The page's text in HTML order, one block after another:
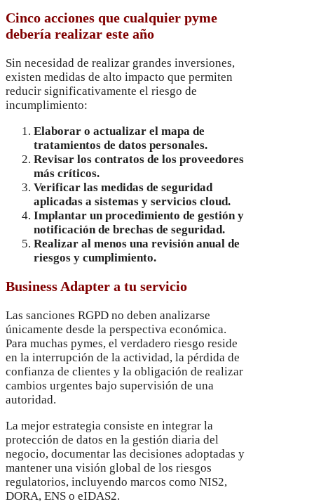
Cinco acciones que cualquier pyme
debería realizar este año
Sin necesidad de realizar grandes inversiones,
existen medidas de alto impacto que permiten
reducir significativamente el riesgo de
incumplimiento:
Elaborar o actualizar el mapa de
tratamientos de datos personales.
Revisar los contratos de los proveedores
más críticos.
Verificar las medidas de seguridad
aplicadas a sistemas y servicios cloud.
Implantar un procedimiento de gestión y
notificación de brechas de seguridad.
Realizar al menos una revisión anual de
riesgos y cumplimiento.
Business Adapter a tu servicio
Las sanciones RGPD no deben analizarse
únicamente desde la perspectiva económica.
Para muchas pymes, el verdadero riesgo reside
en la interrupción de la actividad, la pérdida de
confianza de clientes y la obligación de realizar
cambios urgentes bajo supervisión de una
autoridad.
La mejor estrategia consiste en integrar la
protección de datos en la gestión diaria del
negocio, documentar las decisiones adoptadas y
mantener una visión global de los riesgos
regulatorios, incluyendo marcos como NIS2,
DORA, ENS o eIDAS2.